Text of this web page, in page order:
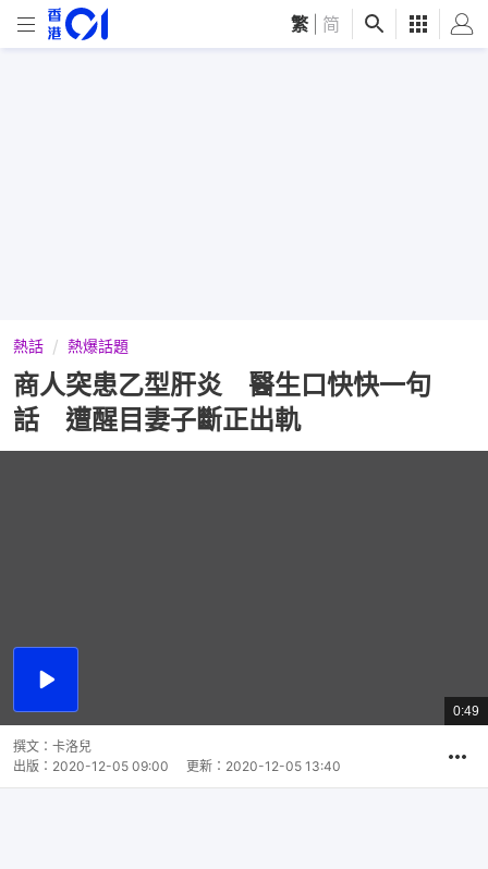
繁 简
熱話 熱爆話題
商人突患乙型肝炎 醫生口快快一句
話 遭醒目妻子斷正出軌
播
總
共
0:49
撰文： 卡洛兒
出版： 2020-12-05 09:00 更新： 2020-12-05 13:40